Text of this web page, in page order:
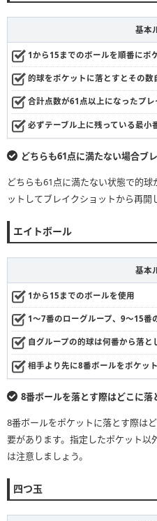
基本
1から15までのボールを順番にポ
的球をポケットに落とすとその数
合計点数が61点以上になったプレ
必ずテーブル上に残っている最小
どちらも61点に満たない場合ブ
どちらも61点に満たない状態で的
ットしてブレイクショットから再開
エイトボール
基本
1から15までのボールを使用
1〜7番のローグループ、9〜15番
自グループの的球は何番から落と
相手より先に8番ボールをポケッ
8番ボールを落とす際はどこに落
8番ボールをポケットに落とす際は
要があります。指定したポケット以
は注意しましょう。
四つ玉